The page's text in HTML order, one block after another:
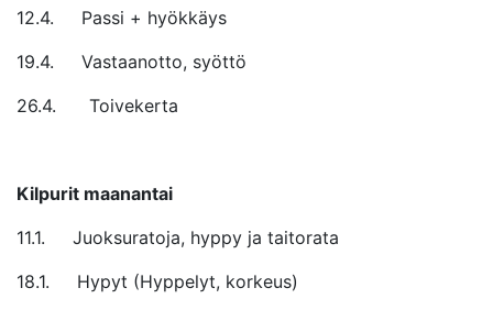
12.4. Passi + hyökkäys
19.4. Vastaanotto, syöttö
26.4. Toivekerta
Kilpurit maanantai
11.1. Juoksuratoja, hyppy ja taitorata
18.1. Hypyt (Hyppelyt, korkeus)